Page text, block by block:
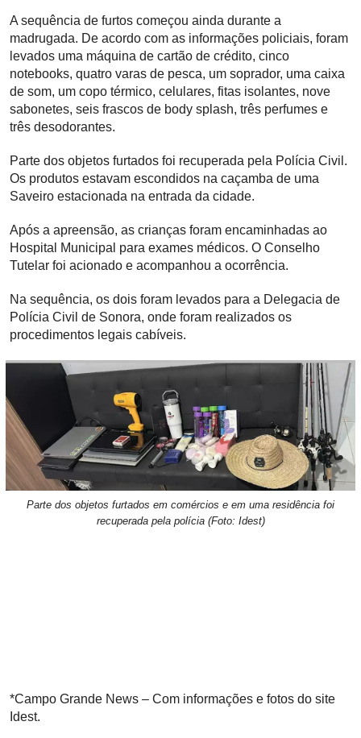
A sequência de furtos começou ainda durante a
madrugada. De acordo com as informações policiais, foram
levados uma máquina de cartão de crédito, cinco
notebooks, quatro varas de pesca, um soprador, uma caixa
de som, um copo térmico, celulares, fitas isolantes, nove
sabonetes, seis frascos de body splash, três perfumes e
três desodorantes.
Parte dos objetos furtados foi recuperada pela Polícia Civil.
Os produtos estavam escondidos na caçamba de uma
Saveiro estacionada na entrada da cidade.
Após a apreensão, as crianças foram encaminhadas ao
Hospital Municipal para exames médicos. O Conselho
Tutelar foi acionado e acompanhou a ocorrência.
Na sequência, os dois foram levados para a Delegacia de
Polícia Civil de Sonora, onde foram realizados os
procedimentos legais cabíveis.
Parte dos objetos furtados em comércios e em uma residência foi
recuperada pela polícia (Foto: Idest)
*Campo Grande News – Com informações e fotos do site
Idest.